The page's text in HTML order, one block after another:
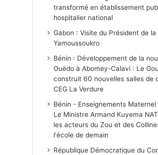
transformé en établissement
hospitalier national
Gabon : Visite du Président de la
Yamoussoukro
Bénin : Développement de la
Ouèdo à Abomey-Calavi : Le
construit 60 nouvelles salles de
CEG La Verdure
Bénin - Enseignements
Le Ministre Armand Kuyema
les acteurs du Zou et des
l'école de demain
République Démocratique du